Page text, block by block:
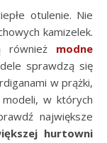
kamizelek.
również modne
sprawdzą się
w prążki,
w których
największe
hurtowni